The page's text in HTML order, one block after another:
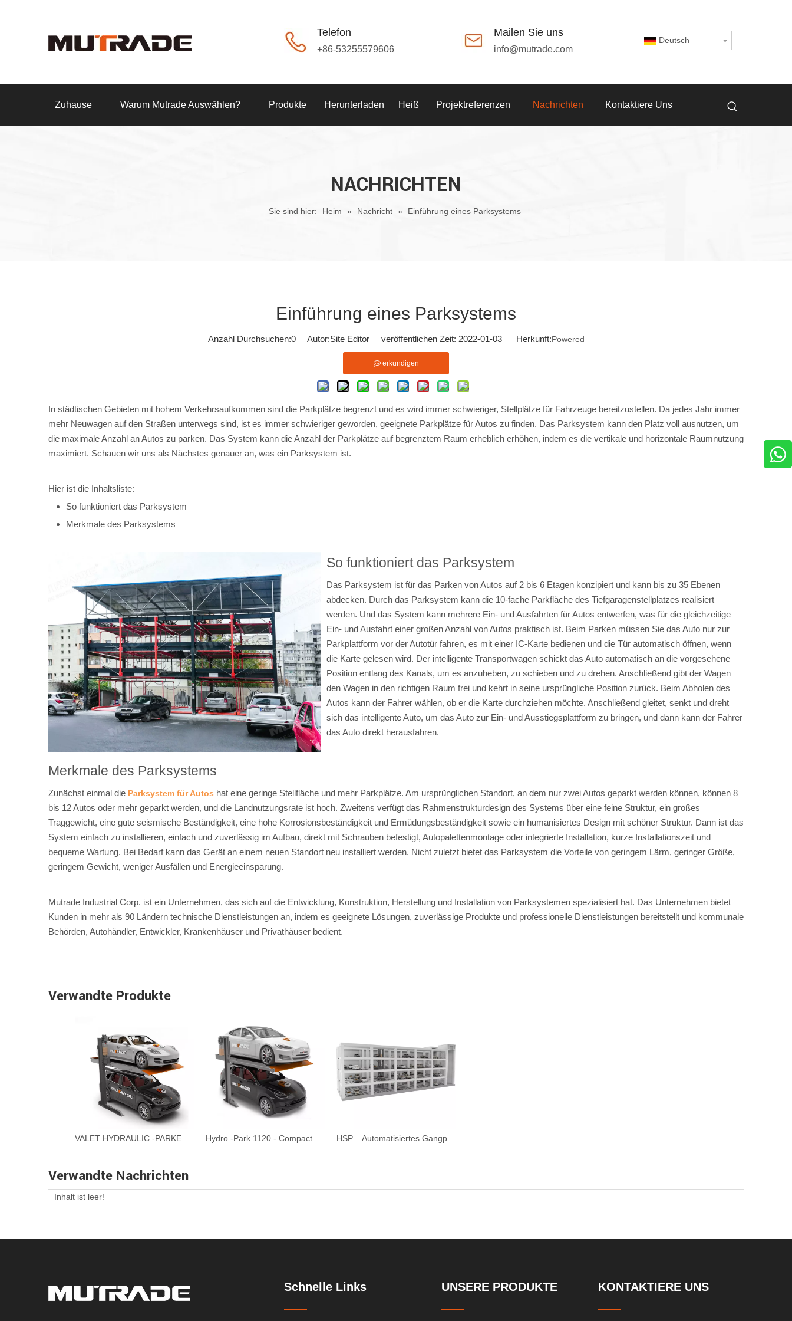
Telefon
+86-53255579606
Mailen Sie uns
info@mutrade.com
Deutsch
Zuhause Warum Mutrade Auswählen? Produkte Herunterladen Heiß Projektreferenzen Nachrichten Kontaktiere Uns
NACHRICHTEN
Sie sind hier: Heim » Nachricht » Einführung eines Parksystems
Einführung eines Parksystems
Anzahl Durchsuchen:0Autor:Site Editor veröffentlichen Zeit: 2022-01-03 Herkunft:Powered
erkundigen
In städtischen Gebieten mit hohem Verkehrsaufkommen sind die Parkplätze begrenzt und es wird immer schwieriger, Stellplätze für Fahrzeuge bereitzustellen. Da jedes Jahr immer
mehr Neuwagen auf den Straßen unterwegs sind, ist es immer schwieriger geworden, geeignete Parkplätze für Autos zu finden. Das Parksystem kann den Platz voll ausnutzen, um
die maximale Anzahl an Autos zu parken. Das System kann die Anzahl der Parkplätze auf begrenztem Raum erheblich erhöhen, indem es die vertikale und horizontale Raumnutzung
maximiert. Schauen wir uns als Nächstes genauer an, was ein Parksystem ist.
Hier ist die Inhaltsliste:
So funktioniert das Parksystem
Merkmale des Parksystems
So funktioniert das Parksystem
Das Parksystem ist für das Parken von Autos auf 2 bis 6 Etagen konzipiert und kann bis zu 35 Ebenen
abdecken. Durch das Parksystem kann die 10-fache Parkfläche des Tiefgaragenstellplatzes realisiert
werden. Und das System kann mehrere Ein- und Ausfahrten für Autos entwerfen, was für die gleichzeitige
Ein- und Ausfahrt einer großen Anzahl von Autos praktisch ist. Beim Parken müssen Sie das Auto nur zur
Parkplattform vor der Autotür fahren, es mit einer IC-Karte bedienen und die Tür automatisch öffnen, wenn
die Karte gelesen wird. Der intelligente Transportwagen schickt das Auto automatisch an die vorgesehene
Position entlang des Kanals, um es anzuheben, zu schieben und zu drehen. Anschließend gibt der Wagen
den Wagen in den richtigen Raum frei und kehrt in seine ursprüngliche Position zurück. Beim Abholen des
Autos kann der Fahrer wählen, ob er die Karte durchziehen möchte. Anschließend gleitet, senkt und dreht
sich das intelligente Auto, um das Auto zur Ein- und Ausstiegsplattform zu bringen, und dann kann der Fahrer
das Auto direkt herausfahren.
Merkmale des Parksystems
Zunächst einmal die Parksystem für Autos hat eine geringe Stellfläche und mehr Parkplätze. Am ursprünglichen Standort, an dem nur zwei Autos geparkt werden können, können 8
bis 12 Autos oder mehr geparkt werden, und die Landnutzungsrate ist hoch. Zweitens verfügt das Rahmenstrukturdesign des Systems über eine feine Struktur, ein großes
Traggewicht, eine gute seismische Beständigkeit, eine hohe Korrosionsbeständigkeit und Ermüdungsbeständigkeit sowie ein humanisiertes Design mit schöner Struktur. Dann ist das
System einfach zu installieren, einfach und zuverlässig im Aufbau, direkt mit Schrauben befestigt, Autopalettenmontage oder integrierte Installation, kurze Installationszeit und
bequeme Wartung. Bei Bedarf kann das Gerät an einem neuen Standort neu installiert werden. Nicht zuletzt bietet das Parksystem die Vorteile von geringem Lärm, geringer Größe,
geringem Gewicht, weniger Ausfällen und Energieeinsparung.
Mutrade Industrial Corp. ist ein Unternehmen, das sich auf die Entwicklung, Konstruktion, Herstellung und Installation von Parksystemen spezialisiert hat. Das Unternehmen bietet
Kunden in mehr als 90 Ländern technische Dienstleistungen an, indem es geeignete Lösungen, zuverlässige Produkte und professionelle Dienstleistungen bereitstellt und kommunale
Behörden, Autohändler, Entwickler, Krankenhäuser und Privathäuser bedient.
Verwandte Produkte
Verwandte Nachrichten
Inhalt ist leer!
Schnelle Links UNSERE PRODUKTE KONTAKTIERE UNS